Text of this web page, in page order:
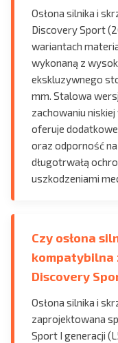
Osłona silnika i
Discovery Sport
wariantach
wykonaną z
ekskluzywnego
mm. Stalowa
zachowaniu
oferuje
oraz odporność
długotrwałą
uszkodzeniami
Czy osłona
kompatybilna
Discovery
Osłona silnika i
zaprojektowana
Sport I generacji